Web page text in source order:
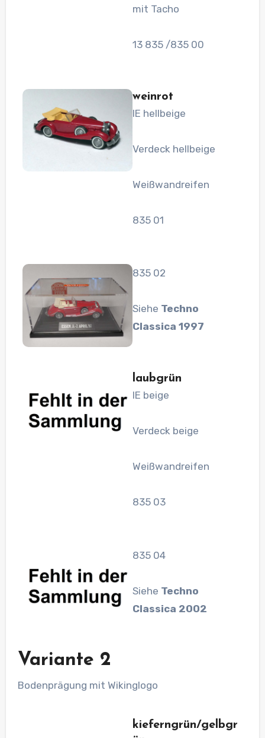
mit Tacho
13 835 /835 00
weinrot
IE hellbeige
Verdeck hellbeige
Weißwandreifen
835 01
835 02
Siehe Techno
Classica 1997
laubgrün
IE beige
Verdeck beige
Weißwandreifen
835 03
835 04
Siehe Techno
Classica 2002
Variante 2
Bodenprägung mit Wikinglogo
kieferngrün/gelbgr